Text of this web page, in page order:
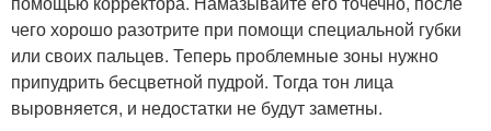
чего хорошо разотрите при помощи специальной губки
или своих пальцев. Теперь проблемные зоны нужно
припудрить бесцветной пудрой. Тогда тон лица
выровняется, и недостатки не будут заметны.